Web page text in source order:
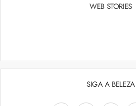
WEB STORIES
SIGA A BELEZA